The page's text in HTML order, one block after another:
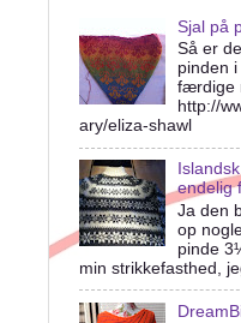
Sjal på
Så er
pinden
færdige
http://
ary/eliza-shawl
endelig
Ja den
op
pinde
min strikkefasthed,